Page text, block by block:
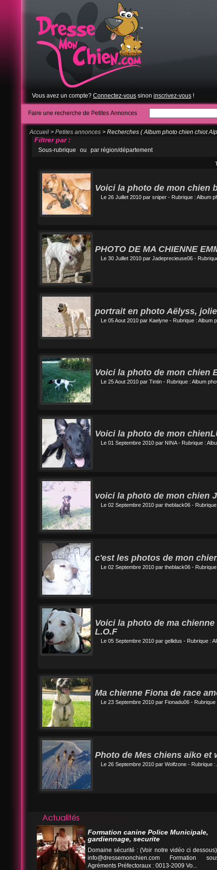
Vous avez un compte? Connectez-vous sinon inscrivez-vous !
Faire une recherche de Petites Annonces
Accueil > Petites annonces > Recherches ( Album photo chien chiot
Filtrer par :
Sous-rubrique ou par région/département
Voici la photo de mon chien
Le 26 Juillet 2010 par sniper - Rubrique : Album
PHOTO DE MA CHIENNE
Le 30 Juillet 2010 par Jadeprecieuse06 -
portrait en photo Aëlyss,
Le 05 Aout 2010 par Kaelyne - Rubrique : Album
Voici la photo de mon chien
Le 25 Aout 2010 par Tintin - Rubrique : Album
Voici la photo de mon
Le 01 Septembre 2010 par NINA- Rubrique :
voici la photo de mon chien
Le 02 Septembre 2010 par theblack06 -
c'est les photos de mon
Le 02 Septembre 2010 par theblack06 -
Voici la photo de ma
L.O.F
Le 05 Septembre 2010 par gellidus - Rubrique :
Ma chienne Fiona de race
Le 23 Septembre 2010 par Fionadu06 -
Photo de Mes chiens aiko et
Le 26 Septembre 2010 par Wolfzone - Rubrique :
Formation canine Police Municipale,
gardiennage, securite
Domaine sécurité : (Voir notre vidéo ci
info@dressemonchien.com Formation
Agréments Préfectoraux : 0013-2009 Vo...